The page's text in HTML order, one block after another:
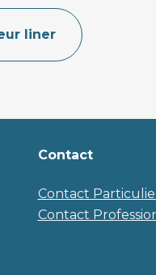
liner
Contact
Contact
Contact